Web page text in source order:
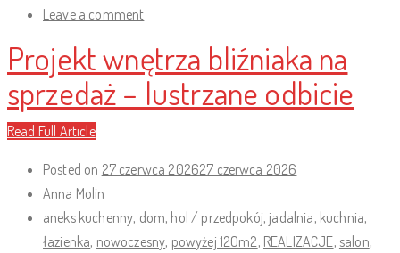
Leave a comment
Projekt wnętrza bliźniaka na
sprzedaż – lustrzane odbicie
Read Full Article
Posted on 27 czerwca 202627 czerwca 2026
Anna Molin
aneks kuchenny, dom, hol / przedpokój, jadalnia, kuchnia,
łazienka, nowoczesny, powyżej 120m2, REALIZACJE, salon,